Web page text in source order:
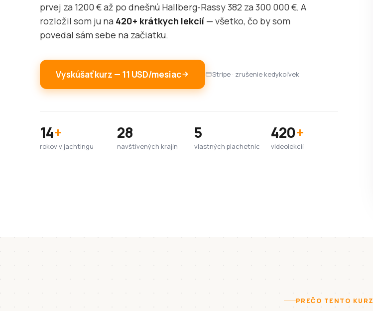
prvej za 1200 € až po dnešnú Hallberg-Rassy 382 za 300 000 €. A
rozložil som ju na 420+ krátkych lekcií — všetko, čo by som
povedal sám sebe na začiatku.
Vyskúšať kurz — 11 USD/mesiac Stripe · zrušenie kedykoľvek
14+
rokov v jachtingu
28
navštívených krajín
5
vlastných plachetníc
420+
videolekcií
PREČO TENTO KURZ